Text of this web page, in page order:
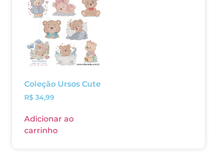
Coleção Ursos Cute
R$ 34,99
Adicionar ao
carrinho